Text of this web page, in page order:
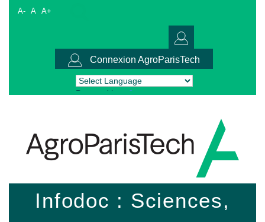
A- A A+
Connexion AgroParisTech
Powered by Translate
Infodoc : Sciences,